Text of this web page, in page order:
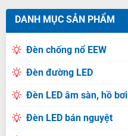
DANH MỤC SẢN PHẨM
Đèn chống nổ EEW
Đèn đường LED
Đèn LED âm sàn, hồ bơi
Đèn LED bán nguyệt